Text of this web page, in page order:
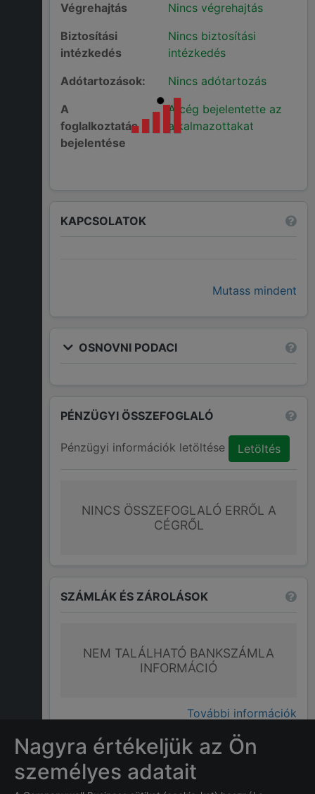
Végrehajtás
Nincs végrehajtás
Biztosítási
intézkedés
Nincs biztosítási
intézkedés
Adótartozások:
Nincs adótartozás
A
foglalkoztatás
bejelentése
A cég bejelentette az
alkalmazottakat
KAPCSOLATOK
Mutass mindent
OSNOVNI PODACI
PÉNZÜGYI ÖSSZEFOGLALÓ
Pénzügyi információk letöltése Letöltés
NINCS ÖSSZEFOGLALÓ ERRŐL A
CÉGRŐL
SZÁMLÁK ÉS ZÁROLÁSOK
NEM TALÁLHATÓ BANKSZÁMLA
INFORMÁCIÓ
További információk
GYAKRAN ISMÉTELT KÉRDÉSEK
Nagyra értékeljük az Ön
személyes adatait